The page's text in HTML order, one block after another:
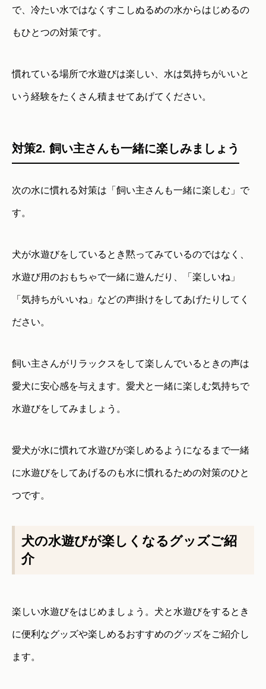
で、冷たい水ではなくすこしぬるめの水からはじめるの
もひとつの対策です。
慣れている場所で水遊びは楽しい、水は気持ちがいいと
いう経験をたくさん積ませてあげてください。
対策2. 飼い主さんも一緒に楽しみましょう
次の水に慣れる対策は「飼い主さんも一緒に楽しむ」で
す。
犬が水遊びをしているとき黙ってみているのではなく、
水遊び用のおもちゃで一緒に遊んだり、「楽しいね」
「気持ちがいいね」などの声掛けをしてあげたりしてく
ださい。
飼い主さんがリラックスをして楽しんでいるときの声は
愛犬に安心感を与えます。愛犬と一緒に楽しむ気持ちで
水遊びをしてみましょう。
愛犬が水に慣れて水遊びが楽しめるようになるまで一緒
に水遊びをしてあげるのも水に慣れるための対策のひと
つです。
犬の水遊びが楽しくなるグッズご紹
介
楽しい水遊びをはじめましょう。犬と水遊びをするとき
に便利なグッズや楽しめるおすすめのグッズをご紹介し
ます。